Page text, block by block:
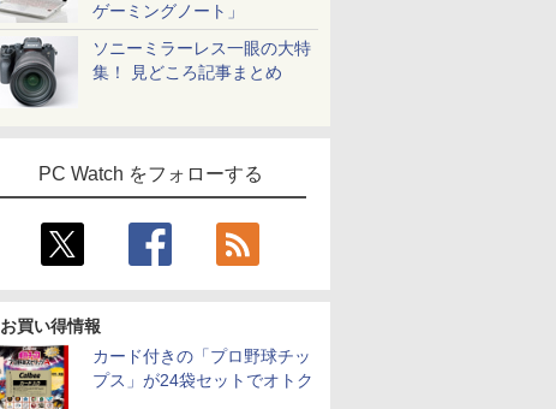
ゲーミングノート」
ソニーミラーレス一眼の大特
集！ 見どころ記事まとめ
PC Watch をフォローする
お買い得情報
カード付きの「プロ野球チッ
プス」が24袋セットでオトク